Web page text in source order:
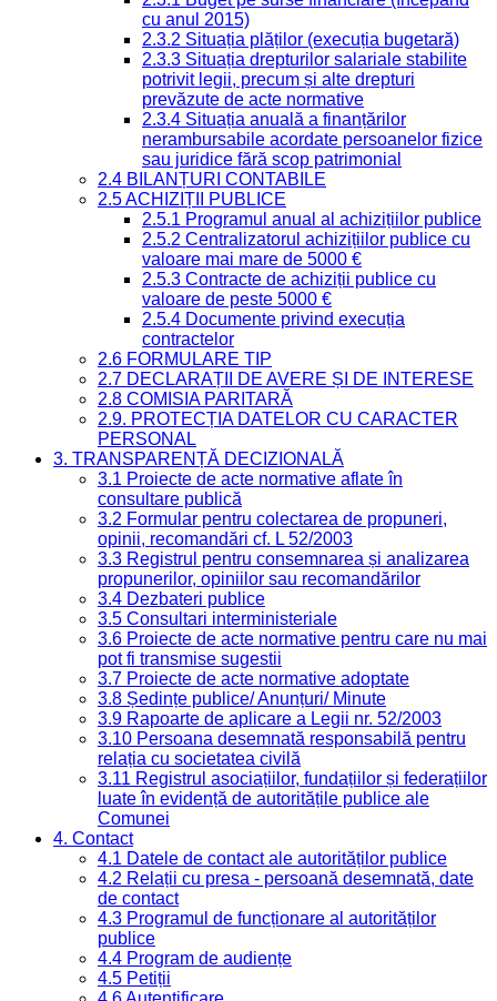
cu anul 2015)
2.3.2 Situația plăților (execuția bugetară)
2.3.3 Situația drepturilor salariale stabilite
potrivit legii, precum și alte drepturi
prevăzute de acte normative
2.3.4 Situația anuală a finanțărilor
nerambursabile acordate persoanelor fizice
sau juridice fără scop patrimonial
2.4 BILANȚURI CONTABILE
2.5 ACHIZIȚII PUBLICE
2.5.1 Programul anual al achizițiilor publice
2.5.2 Centralizatorul achizițiilor publice cu
valoare mai mare de 5000 €
2.5.3 Contracte de achiziții publice cu
valoare de peste 5000 €
2.5.4 Documente privind execuția
contractelor
2.6 FORMULARE TIP
2.7 DECLARAȚII DE AVERE ȘI DE INTERESE
2.8 COMISIA PARITARĂ
2.9. PROTECȚIA DATELOR CU CARACTER
PERSONAL
3. TRANSPARENȚĂ DECIZIONALĂ
3.1 Proiecte de acte normative aflate în
consultare publică
3.2 Formular pentru colectarea de propuneri,
opinii, recomandări cf. L 52/2003
3.3 Registrul pentru consemnarea și analizarea
propunerilor, opiniilor sau recomandărilor
3.4 Dezbateri publice
3.5 Consultari interministeriale
3.6 Proiecte de acte normative pentru care nu mai
pot fi transmise sugestii
3.7 Proiecte de acte normative adoptate
3.8 Ședințe publice/ Anunțuri/ Minute
3.9 Rapoarte de aplicare a Legii nr. 52/2003
3.10 Persoana desemnată responsabilă pentru
relația cu societatea civilă
3.11 Registrul asociațiilor, fundațiilor și federațiilor
luate în evidență de autoritățile publice ale
Comunei
4. Contact
4.1 Datele de contact ale autorităților publice
4.2 Relații cu presa - persoană desemnată, date
de contact
4.3 Programul de funcționare al autorităților
publice
4.4 Program de audiențe
4.5 Petiții